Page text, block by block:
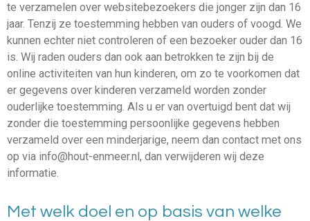
te verzamelen over websitebezoekers die jonger zijn dan 16
jaar. Tenzij ze toestemming hebben van ouders of voogd. We
kunnen echter niet controleren of een bezoeker ouder dan 16
is. Wij raden ouders dan ook aan betrokken te zijn bij de
online activiteiten van hun kinderen, om zo te voorkomen dat
er gegevens over kinderen verzameld worden zonder
ouderlijke toestemming. Als u er van overtuigd bent dat wij
zonder die toestemming persoonlijke gegevens hebben
verzameld over een minderjarige, neem dan contact met ons
op via info@hout-enmeer.nl, dan verwijderen wij deze
informatie.
Met welk doel en op basis van welke